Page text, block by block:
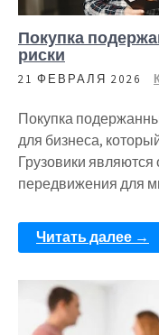
Покупка
риски
21 ФЕВРАЛЯ 2026
Покупка
для бизнеса,
Грузовики
передвижения для
Читать далее →